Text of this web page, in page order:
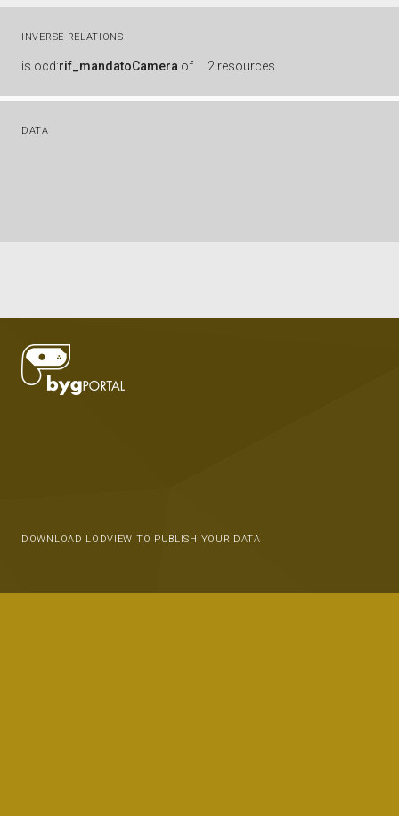
INVERSE RELATIONS
is ocd:rif_mandatoCamera of 2 resources
DATA
DOWNLOAD LODVIEW TO PUBLISH YOUR DATA